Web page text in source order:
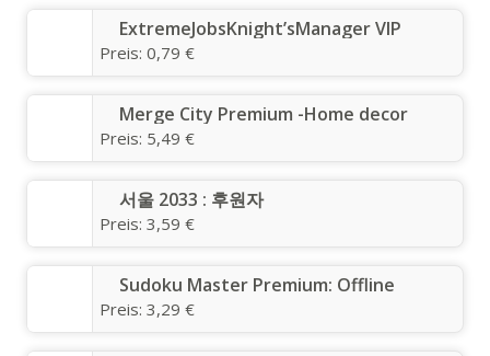
ExtremeJobsKnight’sManager VIP
Preis: 0,79 €
Merge City Premium -Home decor
Preis: 5,49 €
서울 2033 : 후원자
Preis: 3,59 €
Sudoku Master Premium: Offline
Preis: 3,29 €